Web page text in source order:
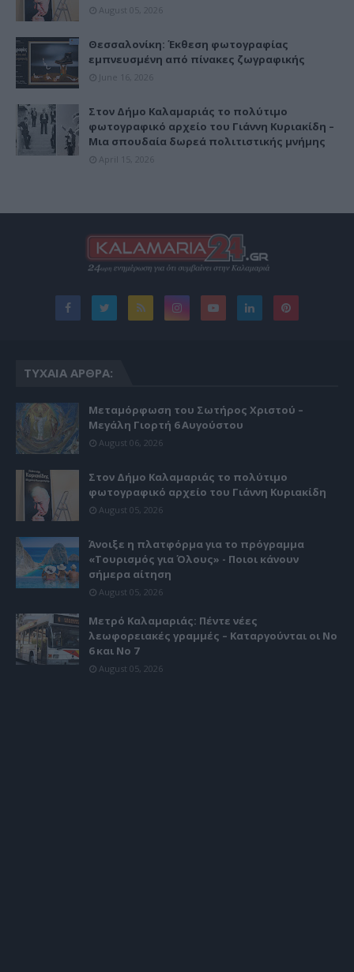
August 05, 2026
Θεσσαλονίκη: Έκθεση φωτογραφίας
εμπνευσμένη από πίνακες ζωγραφικής
June 16, 2026
Στον Δήμο Καλαμαριάς το πολύτιμο
φωτογραφικό αρχείο του Γιάννη Κυριακίδη –
Μια σπουδαία δωρεά πολιτιστικής μνήμης
April 15, 2026
ΤΥΧΑΊΑ ΆΡΘΡΑ:
Μεταμόρφωση του Σωτήρος Χριστού –
Μεγάλη Γιορτή 6 Αυγούστου
August 06, 2026
Στον Δήμο Καλαμαριάς το πολύτιμο
φωτογραφικό αρχείο του Γιάννη Κυριακίδη
August 05, 2026
Άνοιξε η πλατφόρμα για το πρόγραμμα
«Τουρισμός για Όλους» - Ποιοι κάνουν
σήμερα αίτηση
August 05, 2026
Μετρό Καλαμαριάς: Πέντε νέες
λεωφορειακές γραμμές – Καταργούνται οι Νο
6 και Νο 7
August 05, 2026